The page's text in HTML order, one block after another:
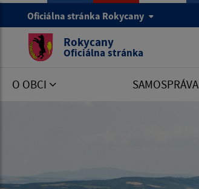
Oficiálna stránka Rokycany
Rokycany
Oficiálna stránka
O OBCI SAMOSPRÁVA